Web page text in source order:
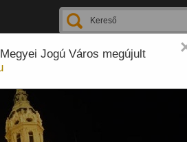
Jogú Város megújult